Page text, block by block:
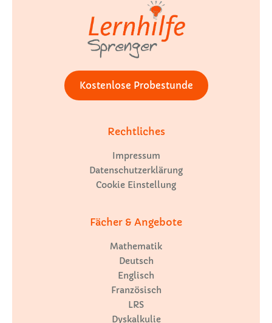
Kostenlose Probestunde
Rechtliches
Impressum
Datenschutzerklärung
Cookie Einstellung
Fächer & Angebote
Mathematik
Deutsch
Englisch
Französisch
LRS
Dyskalkulie